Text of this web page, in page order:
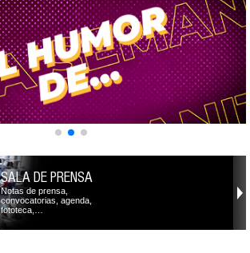
SALA DE PRENSA
Notas de prensa,
convocatorias, agenda,
fototeca,…